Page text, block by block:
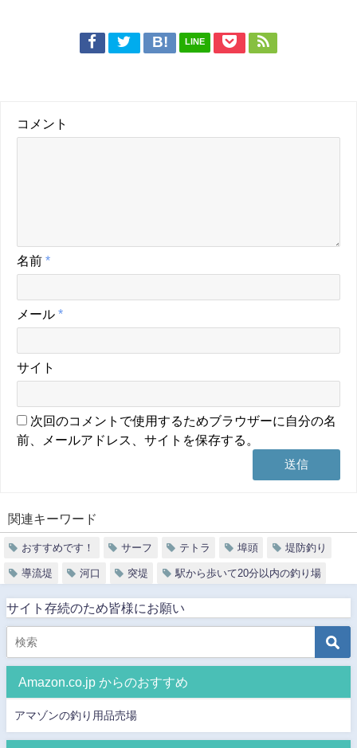
LINE
コメント
名前 *
メール *
サイト
次回のコメントで使用するためブラウザーに自分の名
前、メールアドレス、サイトを保存する。
関連キーワード
おすすめです！ サーフ テトラ 埠頭 堤防釣り
導流堤 河口 突堤 駅から歩いて20分以内の釣り場
サイト存続のため皆様にお願い
Amazon.co.jp からのおすすめ
アマゾンの釣り用品売場